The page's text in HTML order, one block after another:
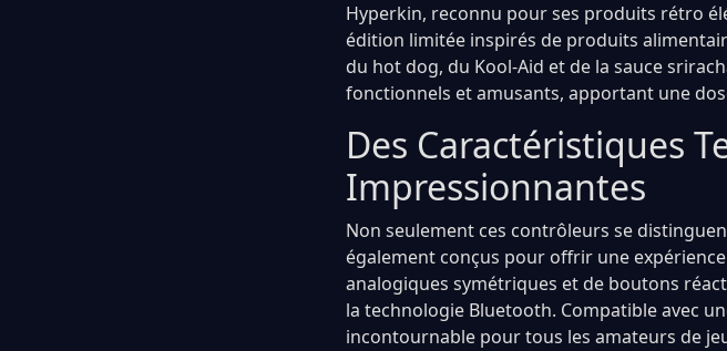
Hyperkin, reconnu pour ses produits rétro
édition limitée inspirés de produits
du hot dog, du Kool-Aid et de la sauce
fonctionnels et amusants, apportant une
Des Caractéristiques
Impressionnantes
Non seulement ces contrôleurs se
également conçus pour offrir une
analogiques symétriques et de boutons
la technologie Bluetooth. Compatible avec
incontournable pour tous les amateurs de